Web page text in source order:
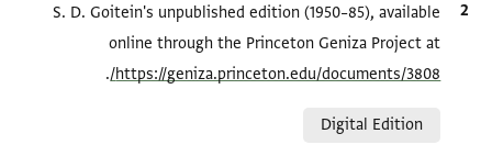
الاقتباس المرجعي
S. D. Goitein's unpublished edition (1950–85), available
online through the Princeton Geniza Project at
https://geniza.princeton.edu/documents/3808/
.
Digital Edition